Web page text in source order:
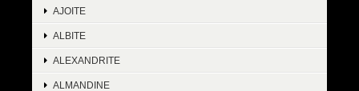
AJOITE
ALBITE
ALEXANDRITE
ALMANDINE